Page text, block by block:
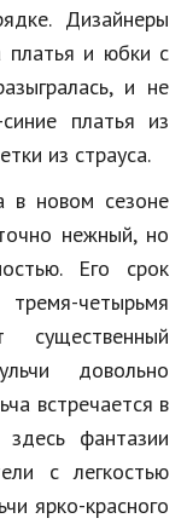
Дизайнеры
платья и юбки с
и не
платья из
из страуса.
в новом сезоне
нежный, но
Его срок
четырьмя
довольно
встречается в
фантазии
с легкостью
ярко-красного